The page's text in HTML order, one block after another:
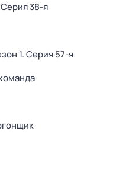
Серия 38-я
1. Серия 57-я